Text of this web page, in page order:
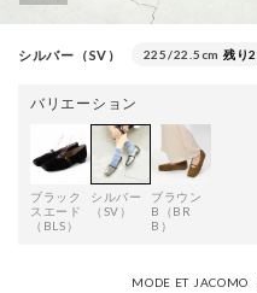
シルバー（SV） 225/22.5cm 残り
バリエーション
ブラック
スエード
（BLS）
シルバー
（SV）
ブラウン
B（BR
B）
MODE ET JACOMO